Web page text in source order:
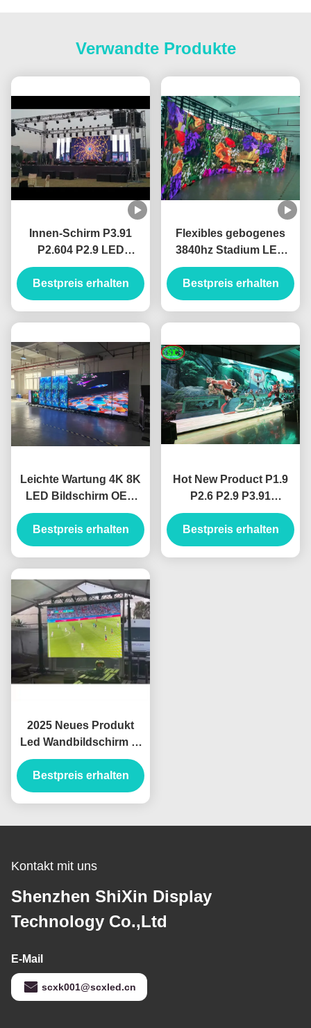
Verwandte Produkte
Innen-Schirm P3.91
P2.604 P2.9 LED
geregelt mit Kabinett
500x1000
Bestpreis erhalten
Flexibles gebogenes
3840hz Stadium LED
sortiert für und
Innengebrauch im
Freien aus
Bestpreis erhalten
Leichte Wartung 4K 8K
LED Bildschirm OEM
ODM IP65
Korrosionsfeste P2 P2.5
P3 500*500mm LED
Wand
Bestpreis erhalten
Hot New Product P1.9
P2.6 P2.9 P3.91
Kommerzielle Werbung
Hochwertige LED Video
Wand LED-Panel Matrix-
Bestpreis erhalten
2025 Neues Produkt
Led Wandbildschirm T-
Serie Indoor LED Video
Wand P0.9 P1.2 P1.5
P2.5 Led Display
Bestpreis erhalten
Kontakt mit uns
Shenzhen ShiXin Display
Technology Co.,Ltd
E-Mail
scxk001@scxled.cn